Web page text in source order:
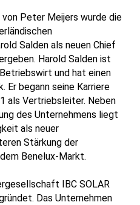
Peter Meijers wurde die
Salden als neuen Chief
Harold Salden ist
und hat einen
Er begann seine Karriere
als Vertriebsleiter. Neben
des Unternehmens liegt
als neuer
Stärkung der
Benelux-Markt.
IBC SOLAR
Das Unternehmen